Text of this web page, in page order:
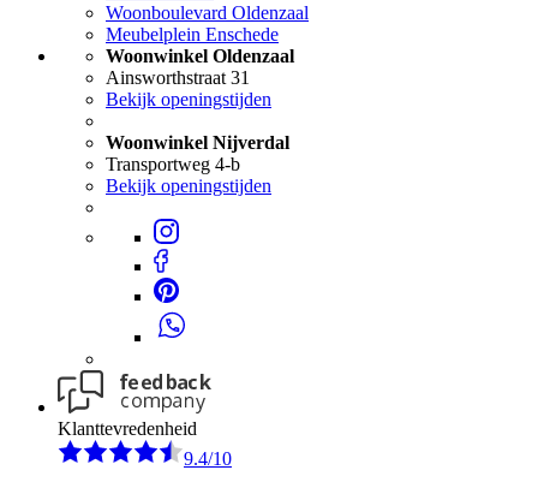
Woonboulevard Oldenzaal
Meubelplein Enschede
Woonwinkel Oldenzaal
Ainsworthstraat 31
Bekijk openingstijden
Woonwinkel Nijverdal
Transportweg 4-b
Bekijk openingstijden
Klanttevredenheid
9.4/10